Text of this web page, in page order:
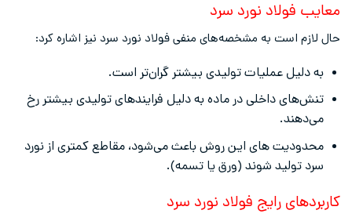
معایب فولاد نورد سرد
حال لازم است به مشخصه‌های منفی فولاد نورد سرد نیز اشاره کرد:
به دلیل عملیات تولیدی بیشتر گران‌تر است.
تنش‌های داخلی در ماده به دلیل فرایندهای تولیدی بیشتر رخ
می‌دهند.
محدودیت های این روش باعث می‌شود، مقاطع کمتری از نورد
سرد تولید شوند (ورق یا تسمه).
کاربردهای رایج فولاد نورد سرد